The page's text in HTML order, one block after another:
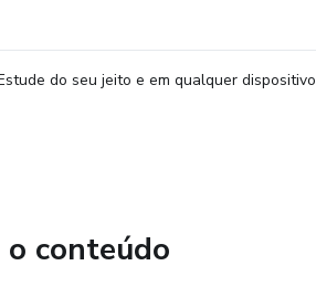
do seu jeito e em qualquer dispositivo
o conteúdo